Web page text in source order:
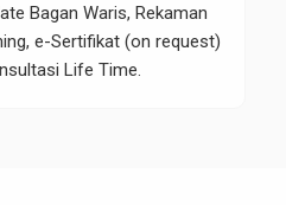
Bagan Waris, Rekaman
e-Sertifikat (on request)
Life Time.